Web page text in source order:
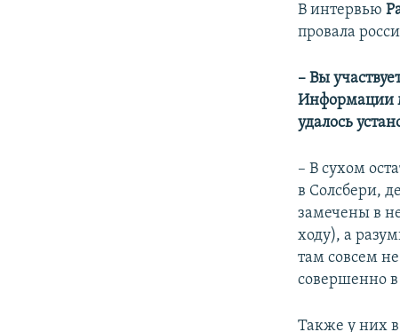
В интервью
провала
– Вы
Информации
удалось
– В сухом
в Солсбери,
замечены в
ходу), а
там совсем
совершенно
Также у них